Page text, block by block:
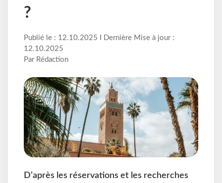
?
Publié le : 12.10.2025 I Dernière Mise à jour :
12.10.2025
Par Rédaction
D’après les réservations et les recherches